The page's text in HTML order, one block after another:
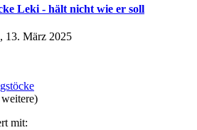
Leki - hält nicht wie er soll
, 13. März 2025
mit: